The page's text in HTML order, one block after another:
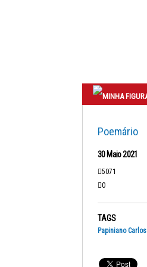
Poemário
30 Maio 2021
5071
0
TAGS
Papiniano Carlos